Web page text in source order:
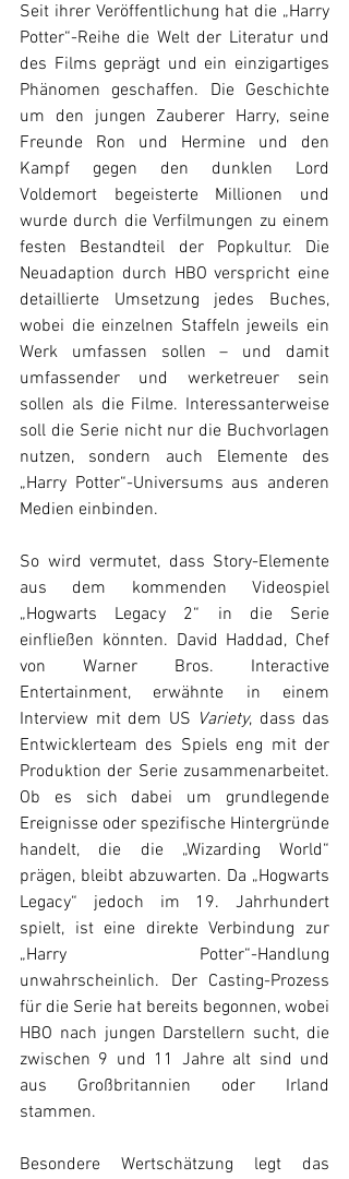
Seit ihrer Veröffentlichung hat die „Harry
Potter“-Reihe die Welt der Literatur und
des Films geprägt und ein einzigartiges
Phänomen geschaffen. Die Geschichte
um den jungen Zauberer Harry, seine
Freunde Ron und Hermine und den
Kampf gegen den dunklen Lord
Voldemort begeisterte Millionen und
wurde durch die Verfilmungen zu einem
festen Bestandteil der Popkultur. Die
Neuadaption durch HBO verspricht eine
detaillierte Umsetzung jedes Buches,
wobei die einzelnen Staffeln jeweils ein
Werk umfassen sollen – und damit
umfassender und werketreuer sein
sollen als die Filme. Interessanterweise
soll die Serie nicht nur die Buchvorlagen
nutzen, sondern auch Elemente des
„Harry Potter“-Universums aus anderen
Medien einbinden.
So wird vermutet, dass Story-Elemente
aus dem kommenden Videospiel
„Hogwarts Legacy 2“ in die Serie
einfließen könnten. David Haddad, Chef
von Warner Bros. Interactive
Entertainment, erwähnte in einem
Interview mit dem US Variety, dass das
Entwicklerteam des Spiels eng mit der
Produktion der Serie zusammenarbeitet.
Ob es sich dabei um grundlegende
Ereignisse oder spezifische Hintergründe
handelt, die die „Wizarding World“
prägen, bleibt abzuwarten. Da „Hogwarts
Legacy“ jedoch im 19. Jahrhundert
spielt, ist eine direkte Verbindung zur
„Harry Potter“-Handlung
unwahrscheinlich. Der Casting-Prozess
für die Serie hat bereits begonnen, wobei
HBO nach jungen Darstellern sucht, die
zwischen 9 und 11 Jahre alt sind und
aus Großbritannien oder Irland
stammen.
Besondere Wertschätzung legt das